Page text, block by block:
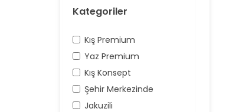
Üzümlü (16)
Kategoriler
Kış Premium
Yaz Premium
Kış Konsept
Şehir Merkezinde
Jakuzili